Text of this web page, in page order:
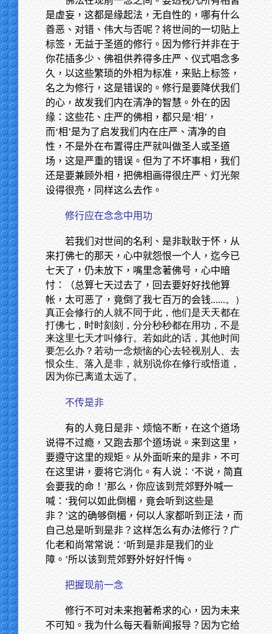
是虚妄，这都是缘起法，无自性的，哪有什么
善恶、对错、伟大与否呢？将世间的一切贴上
标签，无益于圣道的修行。因为修行并非在于
你花插多少、佛祖供养得多庄严、仪式唱念多
久，以这些繁琐的外相为标准，来贴上标签，
名之为修行，这是错误的。修行是要降伏我们
的心，故发我们内在清净的智慧。外在的因
缘：这些花、庄严的佛相，都只是‘相’，
而‘相’是为了启发我们内在庄严、清净的自
性，不是外在布置得庄严就叫做圣人或圣道
场，这是严重的错误。但为了不坏事相，我们
还是要兼顾外相，把佛相画得很庄严、灯光架
设得很亮，同样这么去作。
修行应在念念中用功
若我们对世间的名利、是非耿耿于怀，从
来打佛七的那天，心中就怨恨一个人，迄今已
七天了，仍未放下，嘴里念著佛号，心中暗
忖：（总算七天过去了，回去要好好找他算
帐，太可恶了，竟倒了我七百万的会钱......。）
真正会修行的人就不同于此，他们是天天都在
打佛七，时时刻刻，分分秒秒都在用功，不是
来这里七天才叫修行。若如此的话，其他时间
要怎么办？若动一念烦恼的心去轻视别人、去
恨众生、落入是非，就别说你在修行或悟道，
因为你已离道太远了。
不传是非
有的人竟日是非、烦恼不断，在这个道场
说得不过瘾，又跑去那个道场说。来到这里，
要遵守这里的规矩。从外面听来的是非，不可
在这里讲，要将它消化。有人说：‘不说，简直
会要我的命！’那么，你应该到荒郊野外喊一
喊：‘我何以如此倒楣，竟会听到这些是
非？’这的确够倒楣，何以人家都听到正法，而
自己总是听到是非？这样怎么有办法修行？广
化老和尚常常说：‘听到是非是我们的业
障。’所以该到荒郊野外好好忏悔。
把握现前一念
修行不可对未来抱著希求的心，因为未来
不可知。我为什么每天看新闻报导？因为它给